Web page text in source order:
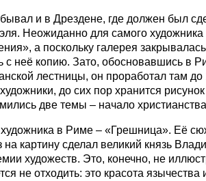
и в Дрездене, где должен был
Неожиданно для самого художника
а поскольку галерея
с неё копию. Зато, обосновавшись в
лестницы, он проработал там
художники, до сих пор хранится
две темы – начало
в Риме – «Грешница». Её
на картину сделал великий князь
художеств. Это, конечно, не
не отходить: это красота